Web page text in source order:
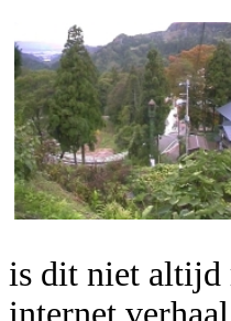
is dit niet altijd